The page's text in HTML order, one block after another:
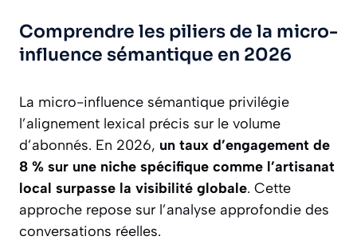
Comprendre les piliers de la micro-
influence sémantique en 2026
La micro-influence sémantique privilégie
l’alignement lexical précis sur le volume
d’abonnés. En 2026, un taux d’engagement de
8 % sur une niche spécifique comme l’artisanat
local surpasse la visibilité globale. Cette
approche repose sur l’analyse approfondie des
conversations réelles.